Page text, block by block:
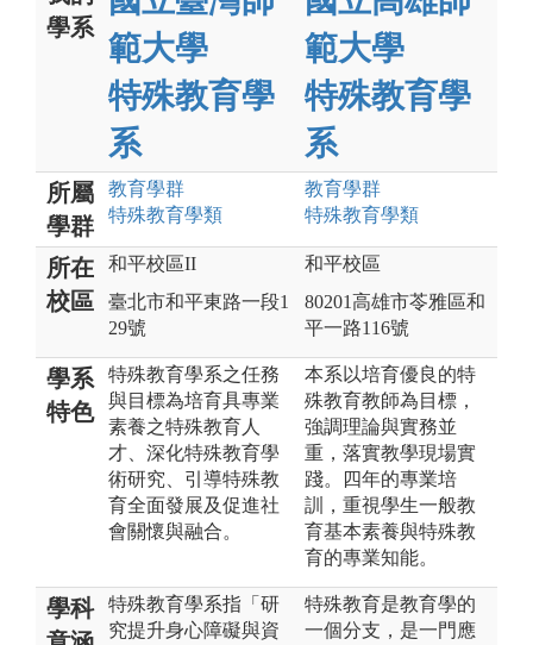
學系
範大學
特殊教育學
系
範大學
特殊教育學
系
所屬
學群
教育學群
特殊教育學類
教育學群
特殊教育學類
所在
校區
和平校區II
臺北市和平東路一段1
29號
和平校區
80201高雄市苓雅區和
平一路116號
學系
特色
特殊教育學系之任務
與目標為培育具專業
素養之特殊教育人
才、深化特殊教育學
術研究、引導特殊教
育全面發展及促進社
會關懷與融合。
本系以培育優良的特
殊教育教師為目標，
強調理論與實務並
重，落實教學現場實
踐。四年的專業培
訓，重視學生一般教
育基本素養與特殊教
育的專業知能。
學科
特殊教育學系指「研
究提升身心障礙與資
特殊教育是教育學的
一個分支，是一門應